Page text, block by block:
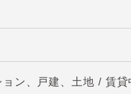
ン、戸建、土地 / 賃貸